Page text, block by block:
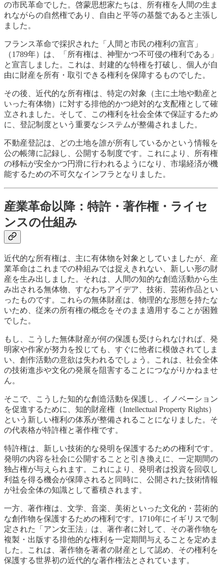
の市民革命でした。啓蒙思想家たちは、所有権を人間の生ま
れながらの自然権であり、自由と平等の基盤であると主張し
ました。
フランス革命で採択された「人間と市民の権利の宣言」
（1789年）は、「所有権は、神聖かつ不可侵の権利である」
と宣言しました。これは、封建的な特権を打破し、個人が自
由に財産を所有・取引できる権利を保障するものでした。
その後、近代的な所有権は、特定の対象（主に土地や動産と
いった有体物）に対する排他的かつ絶対的な支配権として確
立されました。そして、この権利を社会全体で保証するため
に、登記制度という重要なシステムが整備されました。
不動産登記は、どの土地を誰が所有しているかという情報を
公の帳簿に記録し、公開する制度です。これにより、所有権
の移転が安全かつ円滑に行われるようになり、市場経済が機
能するための不可欠なインフラとなりました。
産業革命以降：特許・著作権・ライセ
ンスの仕組み
近代的な所有権は、主に有体物を対象としていましたが、産
業革命はこれまでの枠組みでは捉えきれない、新しい形の財
産を生み出しました。それは、人間の知的な創造活動から生
み出される無体物、すなわちアイデア、技術、芸術作品とい
ったものです。これらの無体財産は、物理的な形態を持たな
いため、従来の所有権の概念をそのまま適用することが困難
でした。
もし、こうした無体財産が何の保護も受けられなければ、発
明家や作家が努力を投じても、すぐに他者に模倣されてしま
い、創作活動の意欲は失われるでしょう。これは、社会全体
の技術進歩や文化の発展を阻害することにつながりかねませ
ん。
そこで、こうした知的な創造活動を保護し、イノベーション
を促進するために、知的財産権（Intellectual Property Rights）
という新しい権利の体系が整備されることになりました。そ
の代表格が特許権と著作権です。
特許権は、新しい技術的な発明を保護するための権利です。
発明の内容を社会に公開することと引き換えに、一定期間の
独占権が与えられます。これにより、発明者は投資を回収し
利益を得る機会が保障されると同時に、公開された技術情報
が社会全体の知識として蓄積されます。
一方、著作権は、文学、音楽、美術といった文化的・芸術的
な創作物を保護するための権利です。1710年にイギリスで制
定された「アン女王法」は、著作者に対して、その著作物を
複製・出版する排他的な権利を一定期間与えることを定めま
した。これは、著作物を著者の財産として認め、その権利を
保護する世界初の近代的な著作権法とされています。